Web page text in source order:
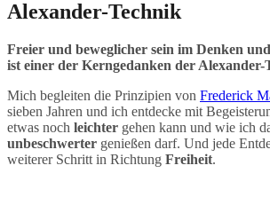
Alexander-Technik
Freier und beweglicher sein im Denken
ist einer der Kerngedanken der Alexander-
Mich begleiten die Prinzipien von Frederick
sieben Jahren und ich entdecke mit
etwas noch leichter gehen kann und wie ich
unbeschwerter genießen darf. Und jede
weiterer Schritt in Richtung Freiheit.